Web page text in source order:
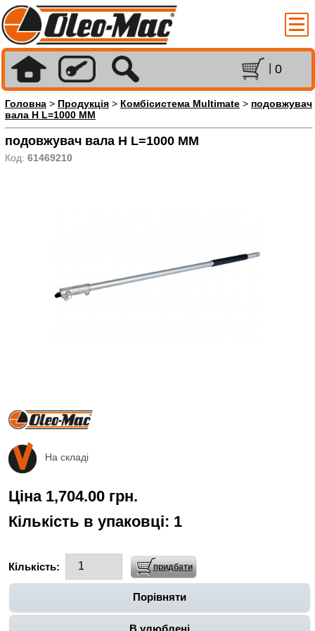
0
Головна > Продукція > Комбісистема Multimate > подовжувач
вала H L=1000 MM
подовжувач вала H L=1000 MM
Код: 61469210
На складі
Ціна 1,704.00 грн.
Кількість в упаковці: 1
Кількість:
Порівняти
В улюблені